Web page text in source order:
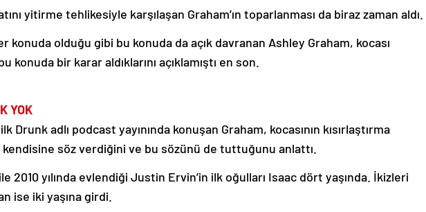
yitirme tehlikesiyle karşılaşan Graham’ın toparlanması da biraz zaman aldı.
konuda olduğu gibi bu konuda da açık davranan Ashley Graham, kocası
konuda bir karar aldıklarını açıklamıştı en son.
YOK
Drunk adlı podcast yayınında konuşan Graham, kocasının kısırlaştırma
söz verdiğini ve bu sözünü de tuttuğunu anlattı.
2010 yılında evlendiği Justin Ervin’in ilk oğulları Isaac dört yaşında. İkizleri
ise iki yaşına girdi.